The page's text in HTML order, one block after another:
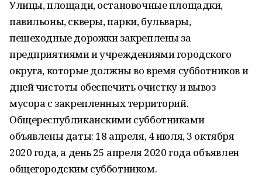
Улицы, площади, остановочные площадки,
павильоны, скверы, парки, бульвары,
пешеходные дорожки закреплены за
предприятиями и учреждениями городского
округа, которые должны во время субботников и
дней чистоты обеспечить очистку и вывоз
мусора с закрепленных территорий.
Общереспубликанскими субботниками
объявлены даты: 18 апреля, 4 июля, 3 октября
2020 года, а день 25 апреля 2020 года объявлен
общегородским субботником.